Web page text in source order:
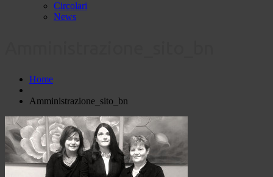
Circolari
News
Home
Amministrazione_sito_bn